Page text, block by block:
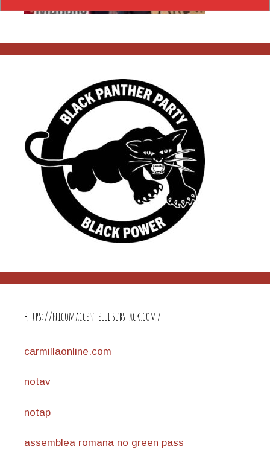
https://nicomaccentelli.substack.com/
carmillaonline.com
notav
notap
assemblea romana no green pass